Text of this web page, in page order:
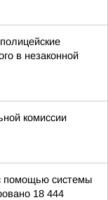
в незаконной
комиссии
системы
18 444